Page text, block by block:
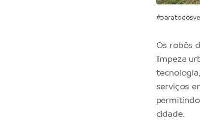
Os robôs
limpeza
serviços
cidade.